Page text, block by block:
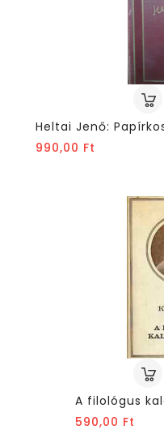
Heltai Jenő:
990,00 Ft
A filológus
590,00 Ft